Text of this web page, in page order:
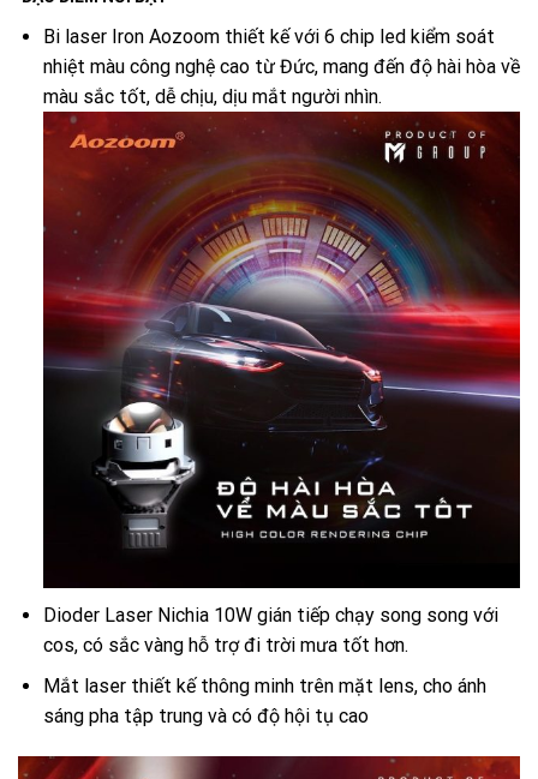
Bi laser Iron Aozoom thiết kế với 6 chip led kiểm soát
nhiệt màu công nghệ cao từ Đức, mang đến độ hài hòa về
màu sắc tốt, dễ chịu, dịu mắt người nhìn.
Dioder Laser Nichia 10W gián tiếp chạy song song với
cos, có sắc vàng hỗ trợ đi trời mưa tốt hơn.
Mắt laser thiết kế thông minh trên mặt lens, cho ánh
sáng pha tập trung và có độ hội tụ cao